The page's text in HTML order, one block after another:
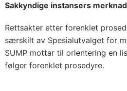
Sakkyndige instansers
Rettsakter etter forenklet
særskilt av Spesialutvalget for
SUMP mottar til orientering en
følger forenklet prosedyre.